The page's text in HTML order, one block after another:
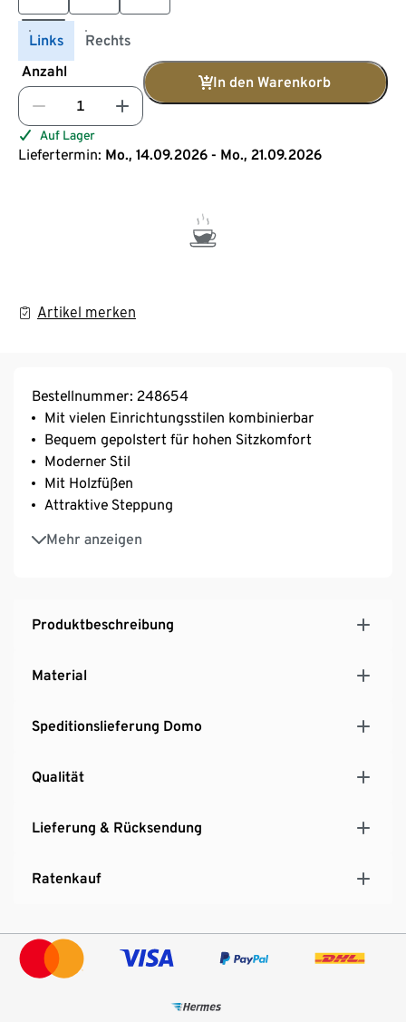
Links
Rechts
Anzahl
In den Warenkorb
Auf Lager
Liefertermin: Mo., 14.09.2026 - Mo., 21.09.2026
Artikel merken
Bestellnummer: 248654
Mit vielen Einrichtungsstilen kombinierbar
Bequem gepolstert für hohen Sitzkomfort
Moderner Stil
Mit Holzfüßen
Attraktive Steppung
Mehr anzeigen
Mit Kopfteilverstellung
Produktbeschreibung
Material
Speditionslieferung Domo
Qualität
Lieferung & Rücksendung
Ratenkauf